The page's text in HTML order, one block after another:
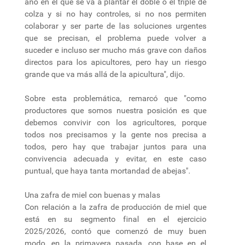
colza y si no hay controles, si no nos permiten
colaborar y ser parte de las soluciones urgentes
que se precisan, el problema puede volver a
suceder e incluso ser mucho más grave con daños
directos para los apicultores, pero hay un riesgo
grande que va más allá de la apicultura", dijo.
Sobre esta problemática, remarcó que "como
productores que somos nuestra posición es que
debemos convivir con los agricultores, porque
todos nos precisamos y la gente nos precisa a
todos, pero hay que trabajar juntos para una
convivencia adecuada y evitar, en este caso
puntual, que haya tanta mortandad de abejas".
Una zafra de miel con buenas y malas
Con relación a la zafra de producción de miel que
está en su segmento final en el ejercicio
2025/2026, contó que comenzó de muy buen